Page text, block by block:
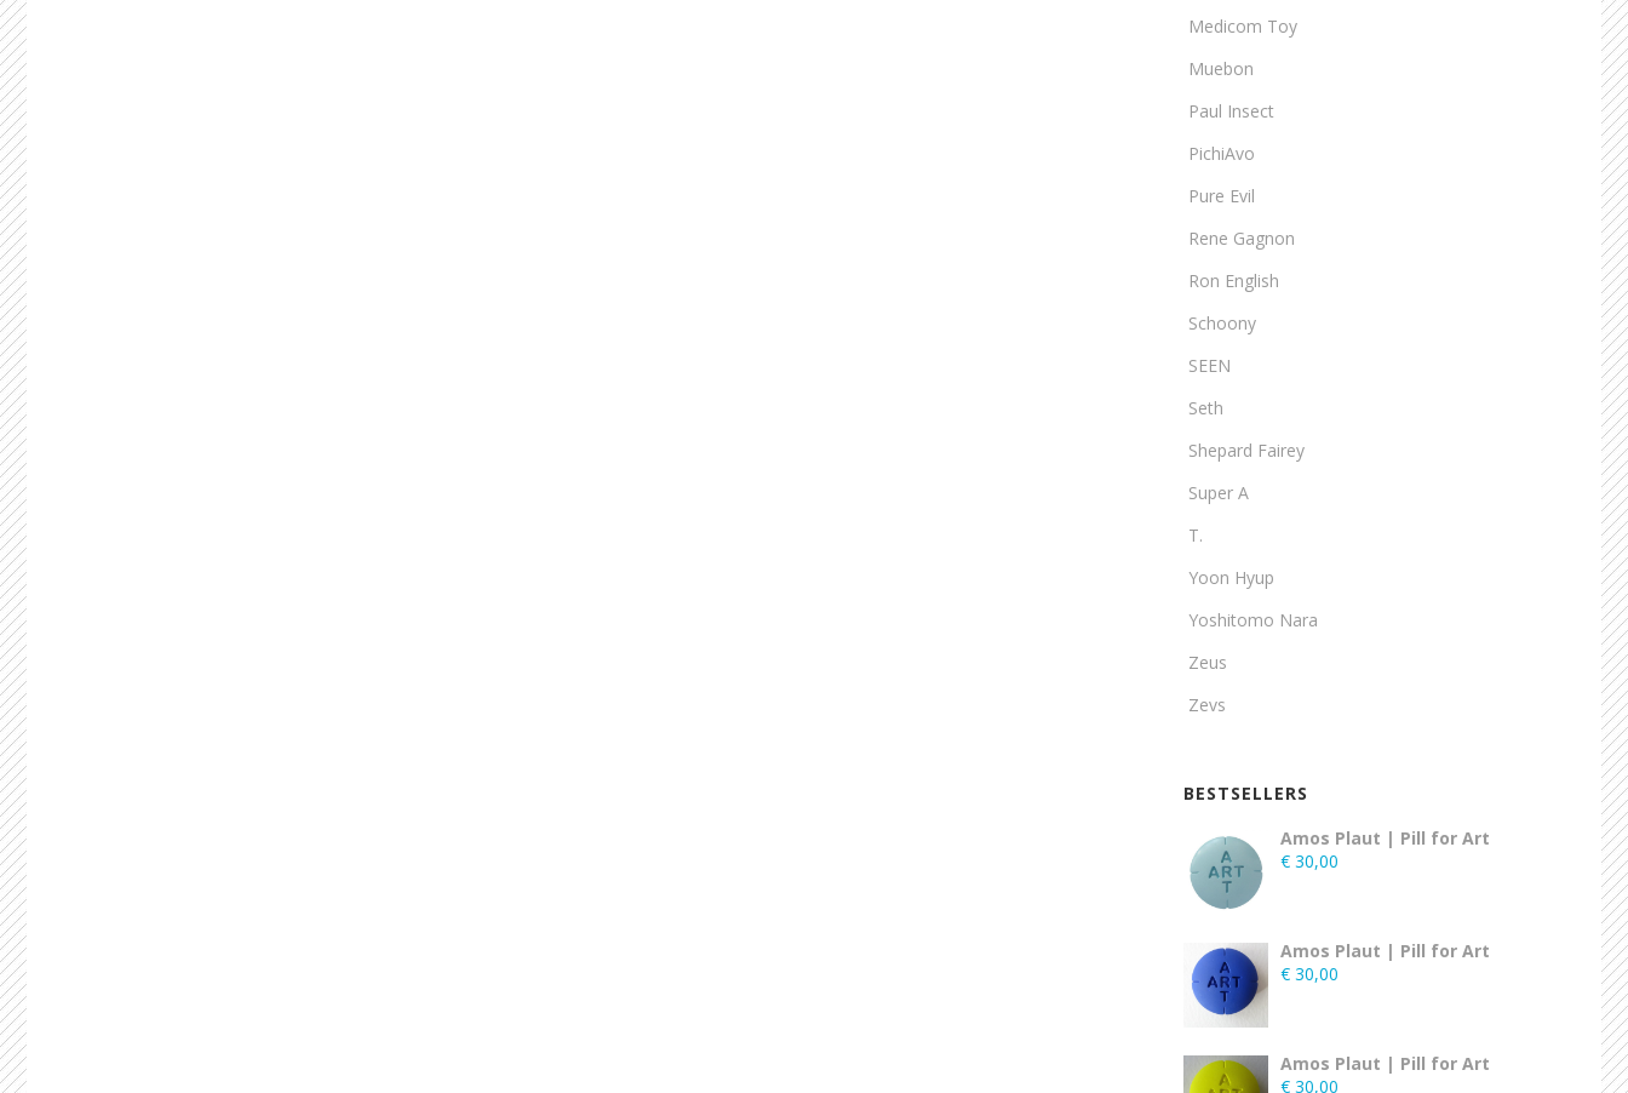
Medicom Toy
Muebon
Paul Insect
PichiAvo
Pure Evil
Rene Gagnon
Ron English
Schoony
SEEN
Seth
Shepard Fairey
Super A
T.
Yoon Hyup
Yoshitomo Nara
Zeus
Zevs
BESTSELLERS
Amos Plaut | Pill for Art
€ 30,00
Amos Plaut | Pill for Art
€ 30,00
Amos Plaut | Pill for Art
€ 30,00